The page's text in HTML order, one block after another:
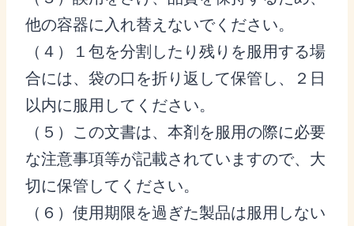
他の容器に入れ替えないでください。
（４）１包を分割したり残りを服用する場
合には、袋の口を折り返して保管し、２日
以内に服用してください。
（５）この文書は、本剤を服用の際に必要
な注意事項等が記載されていますので、大
切に保管してください。
（６）使用期限を過ぎた製品は服用しない